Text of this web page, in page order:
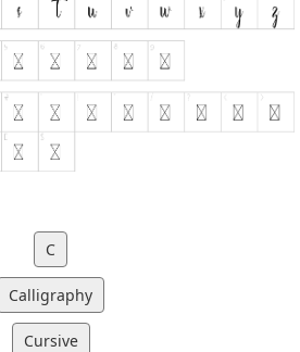
C
Calligraphy
Cursive